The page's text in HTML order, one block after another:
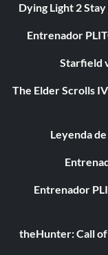
Dying Light 2
Entrenador
Starfield
The Elder Scrolls
Leyenda
Entrenador
theHunter: Call